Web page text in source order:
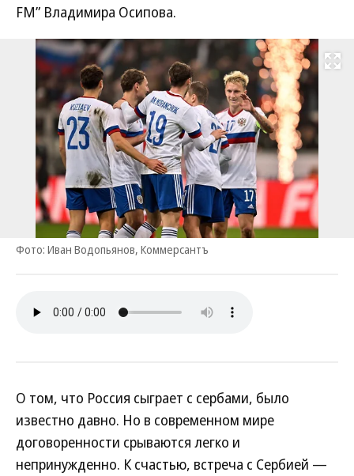
FM” Владимира Осипова.
Развернуть
Фото: Иван Водопьянов, Коммерсантъ
О том, что Россия сыграет с сербами, было
известно давно. Но в современном мире
договоренности срываются легко и
непринужденно. К счастью, встреча с Сербией —